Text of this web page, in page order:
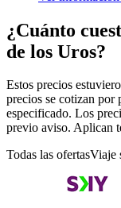
¿Cuánto
de los Uros?
Estos precios
precios se cotizan por
especificado. Los
previo aviso. Aplican
Todas las ofertasViaje